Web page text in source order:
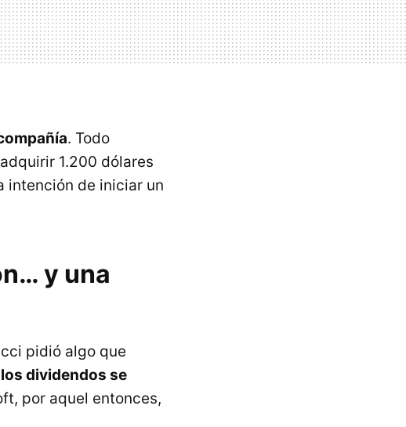
. Todo
1.200 dólares
intención de iniciar un
y una
pidió algo que
dividendos se
por aquel entonces,